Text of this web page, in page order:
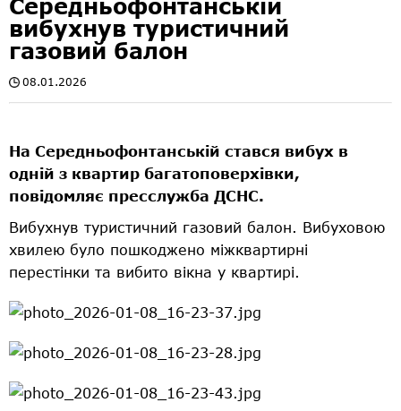
Середньофонтанській
вибухнув туристичний
газовий балон
08.01.2026
На Середньофонтанській стався вибух в
одній з квартир багатоповерхівки,
повідомляє пресслужба ДСНС.
Вибухнув туристичний газовий балон. Вибуховою
хвилею було пошкоджено міжквартирні
перестінки та вибито вікна у квартирі.